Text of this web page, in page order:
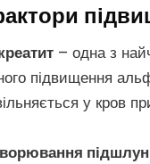
– одна з
підвищення
у кров